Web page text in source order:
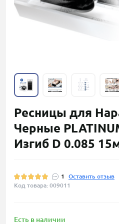
Ресницы для
Черные
Изгиб D 0.085
1
Оставить отзыв
Код товара: 009011
Есть в наличии